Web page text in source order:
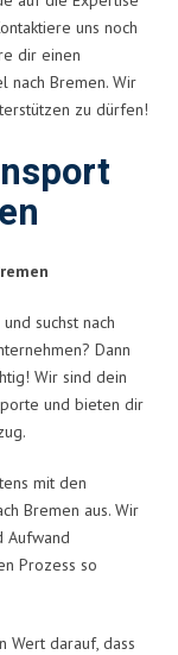
uns noch
dir einen
nach Bremen. Wir
zu dürfen!
suchst nach
Dann
Wir sind dein
und bieten dir
mit den
Bremen aus. Wir
Aufwand
Prozess so
Wert darauf, dass